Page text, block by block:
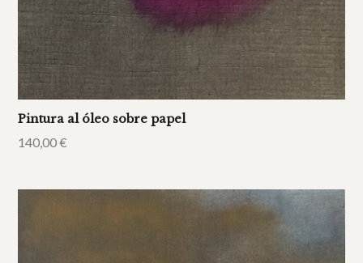
Pintura al óleo sobre papel
140,00€